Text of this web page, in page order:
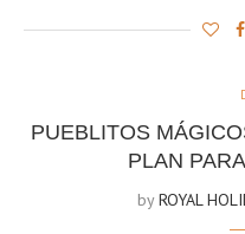
PUEBLITOS
PLAN
byROYAL